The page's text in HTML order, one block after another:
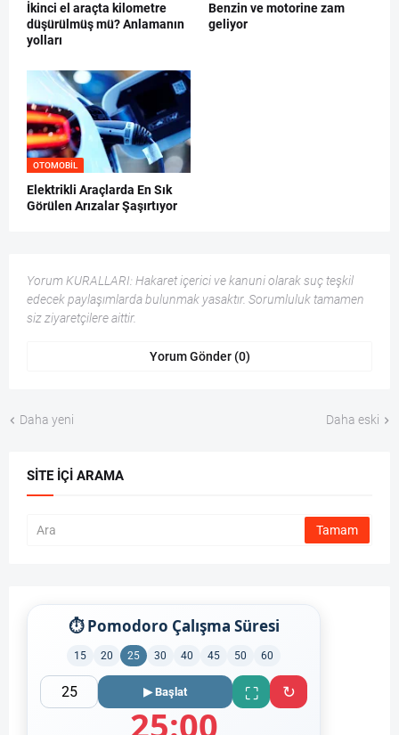
İkinci el araçta kilometre
düşürülmüş mü? Anlamanın
yolları
Benzin ve motorine zam
geliyor
OTOMOBIL
Elektrikli Araçlarda En Sık
Görülen Arızalar Şaşırtıyor
Yorum KURALLARI: Hakaret içerici ve kanuni olarak suç teşkil
edecek paylaşımlarda bulunmak yasaktır. Sorumluluk tamamen
siz ziyaretçilere aittir.
Yorum Gönder (0)
Daha yeni Daha eski
SITE İÇI ARAMA
⏱ Pomodoro Çalışma Süresi
15 20 25 30 40 45 50 60
▶ Başlat ⛶ ↻
25:00